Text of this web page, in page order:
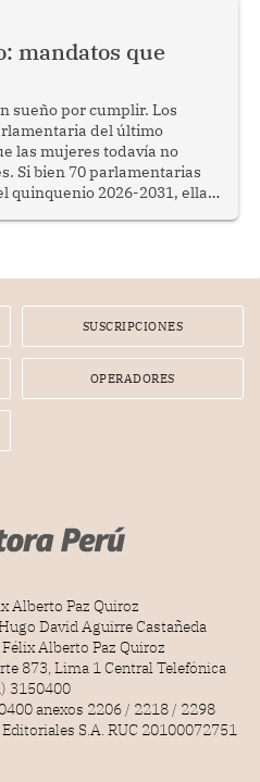
mandatos que
sueño por cumplir. Los
del último
las mujeres todavía no
Si bien 70 parlamentarias
quinquenio 2026-2031, ellas
SUSCRIPCIONES
OPERADORES
Alberto Paz Quiroz
David Aguirre Castañeda
Alberto Paz Quiroz
873, Lima 1 Central Telefónica
3150400
anexos 2206 / 2218 / 2298
S.A. RUC 20100072751